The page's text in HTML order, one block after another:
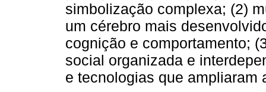
simbolização complexa; (2)
um cérebro mais
cognição e comportamento;
social organizada e
e tecnologias que